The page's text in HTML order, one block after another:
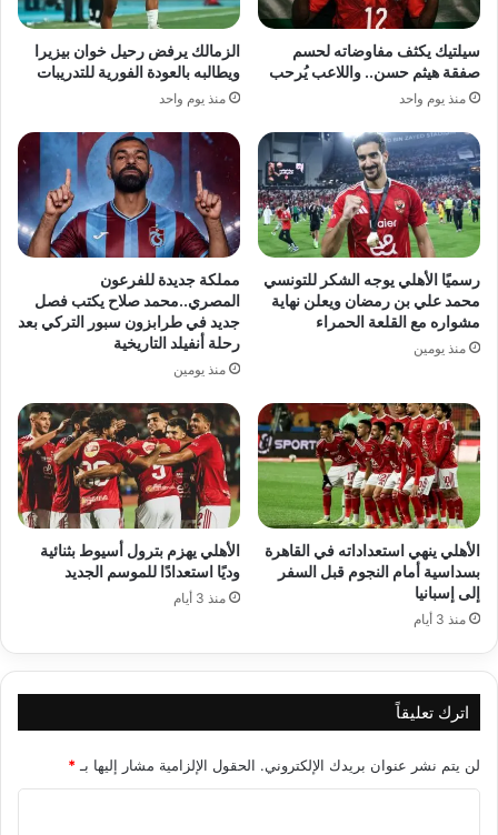
سيلتيك يكثف مفاوضاته لحسم
صفقة هيثم حسن.. واللاعب يُرحب
منذ يوم واحد
الزمالك يرفض رحيل خوان بيزيرا
ويطالبه بالعودة الفورية للتدريبات
منذ يوم واحد
رسميًا الأهلي يوجه الشكر للتونسي
محمد علي بن رمضان ويعلن نهاية
مشواره مع القلعة الحمراء
منذ يومين
مملكة جديدة للفرعون
المصري..محمد صلاح يكتب فصل
جديد في طرابزون سبور التركي بعد
رحلة أنفيلد التاريخية
منذ يومين
الأهلي ينهي استعداداته في القاهرة
بسداسية أمام النجوم قبل السفر
إلى إسبانيا
منذ 3 أيام
الأهلي يهزم بترول أسيوط بثنائية
وديًا استعدادًا للموسم الجديد
منذ 3 أيام
اترك تعليقاً
لن يتم نشر عنوان بريدك الإلكتروني. الحقول الإلزامية مشار إليها بـ *